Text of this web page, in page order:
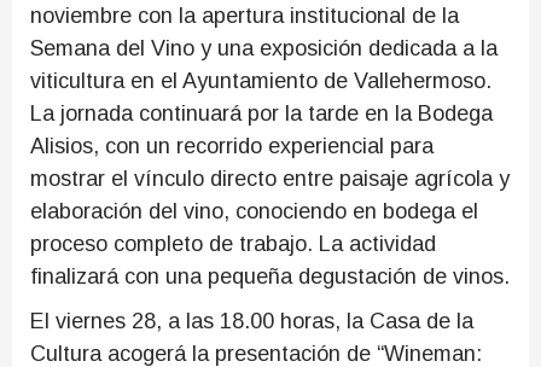
noviembre con la apertura institucional de la
Semana del Vino y una exposición dedicada a la
viticultura en el Ayuntamiento de Vallehermoso.
La jornada continuará por la tarde en la Bodega
Alisios, con un recorrido experiencial para
mostrar el vínculo directo entre paisaje agrícola y
elaboración del vino, conociendo en bodega el
proceso completo de trabajo. La actividad
finalizará con una pequeña degustación de vinos.
El viernes 28, a las 18.00 horas, la Casa de la
Cultura acogerá la presentación de “Wineman: